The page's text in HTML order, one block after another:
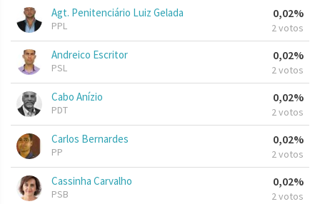
Agt. Penitenciário Luiz Gelada
PPL
0,02%
2 votos
Andreico Escritor
PSL
0,02%
2 votos
Cabo Anízio
PDT
0,02%
2 votos
Carlos Bernardes
PP
0,02%
2 votos
Cassinha Carvalho
PSB
0,02%
2 votos